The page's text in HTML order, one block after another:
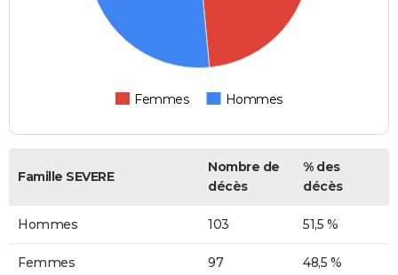
Femmes Hommes
Famille SEVERE
Nombre de
décès
% des
décès
Hommes 103 51,5 %
Femmes 97 48,5 %